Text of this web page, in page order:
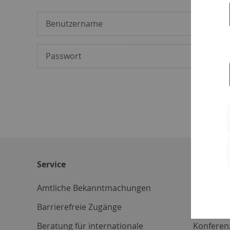
Service
Amtliche Bekanntmachungen
Barrierefreie Zugänge
Beratung für internationale